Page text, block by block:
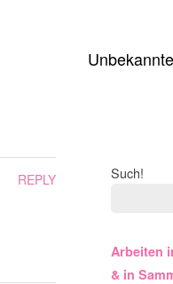
REPLY Such!
Arbeiten
& in